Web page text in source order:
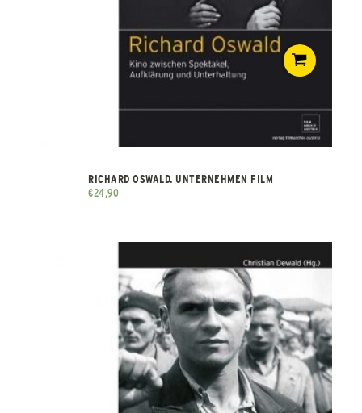
RICHARD OSWALD. UNTERNEHMEN FILM
€24,90